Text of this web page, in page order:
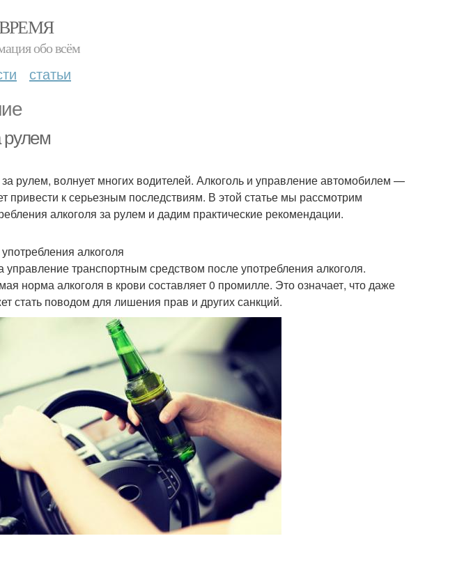
обо всём
статьи
рулем
рулем, волнует многих водителей. Алкоголь и управление автомобилем —
привести к серьезным последствиям. В этой статье мы рассмотрим
алкоголя за рулем и дадим практические рекомендации.
алкоголя
управление транспортным средством после употребления алкоголя.
норма алкоголя в крови составляет 0 промилле. Это означает, что даже
стать поводом для лишения прав и других санкций.